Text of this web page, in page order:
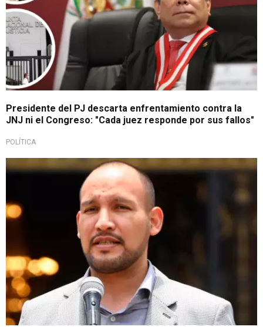
Presidente del PJ descarta enfrentamiento contra la
JNJ ni el Congreso: "Cada juez responde por sus fallos"
POLÍTICA
En exclusiva